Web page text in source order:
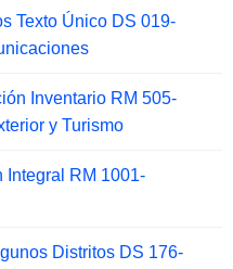
Texto Único DS 019-
Inventario RM 505-
y Turismo
Integral RM 1001-
Distritos DS 176-